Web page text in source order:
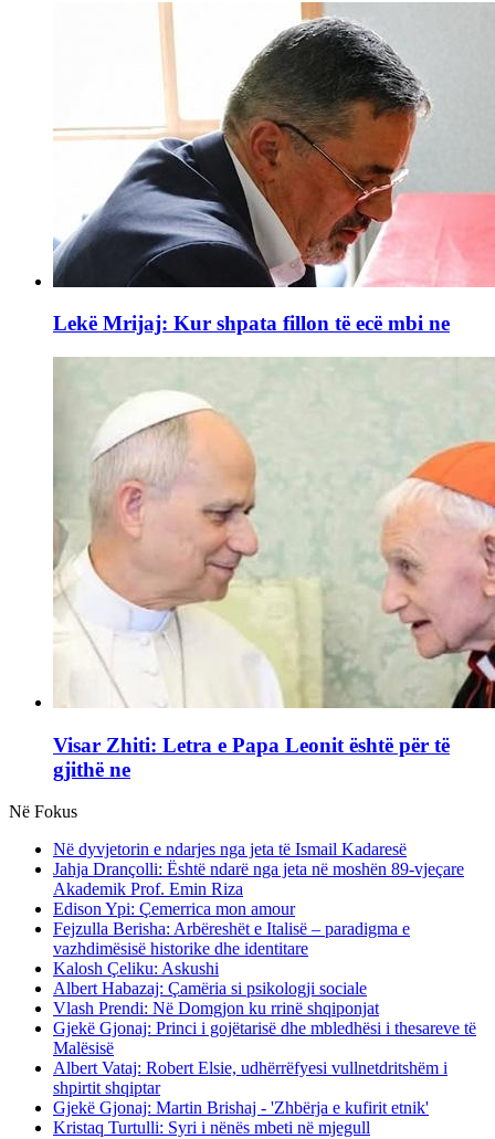
Lekë Mrijaj: Kur shpata fillon të ecë mbi ne
Visar Zhiti: Letra e Papa Leonit është për të
gjithë ne
Në Fokus
Në dyvjetorin e ndarjes nga jeta të Ismail Kadaresë
Jahja Drançolli: Është ndarë nga jeta në moshën 89-vjeçare
Akademik Prof. Emin Riza
Edison Ypi: Çemerrica mon amour
Fejzulla Berisha: Arbëreshët e Italisë – paradigma e
vazhdimësisë historike dhe identitare
Kalosh Çeliku: Askushi
Albert Habazaj: Çamëria si psikologji sociale
Vlash Prendi: Në Domgjon ku rrinë shqiponjat
Gjekë Gjonaj: Princi i gojëtarisë dhe mbledhësi i thesareve të
Malësisë
Albert Vataj: Robert Elsie, udhërrëfyesi vullnetdritshëm i
shpirtit shqiptar
Gjekë Gjonaj: Martin Brishaj - 'Zhbërja e kufirit etnik'
Kristaq Turtulli: Syri i nënës mbeti në mjegull